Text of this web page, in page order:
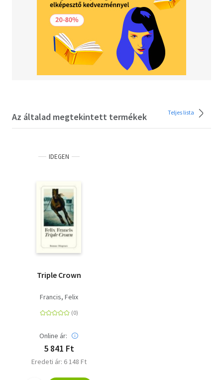
Az általad megtekintett termékek Teljes lista
IDEGEN
Triple Crown
Francis, Felix
Online ár:
5 841 Ft
Eredeti ár: 6 148 Ft